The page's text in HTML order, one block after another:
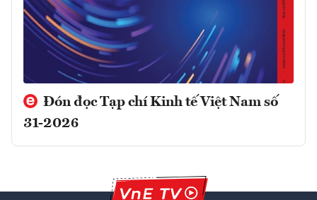
Đón đọc Tạp chí Kinh tế Việt Nam số
31-2026